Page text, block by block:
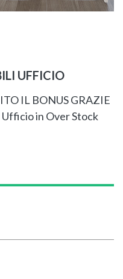
UFFICIO
IL BONUS GRAZIE
in Over Stock